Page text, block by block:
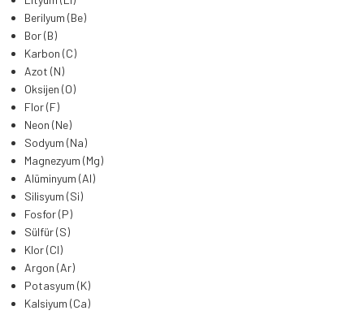
Berilyum (Be)
Bor (B)
Karbon (C)
Azot (N)
Oksijen (O)
Flor (F)
Neon (Ne)
Sodyum (Na)
Magnezyum (Mg)
Alüminyum (Al)
Silisyum (Si)
Fosfor (P)
Sülfür (S)
Klor (Cl)
Argon (Ar)
Potasyum (K)
Kalsiyum (Ca)